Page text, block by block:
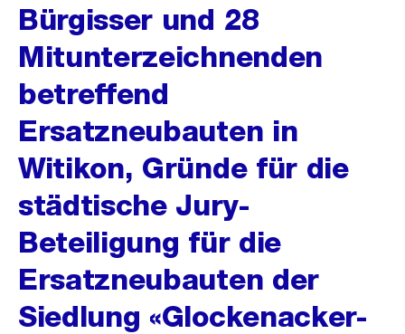
Bürgisser und 28
Mitunterzeichnenden
betreffend
Ersatzneubauten in
Witikon, Gründe für die
städtische Jury-
Beteiligung für die
Ersatzneubauten der
Siedlung «Glockenacker-